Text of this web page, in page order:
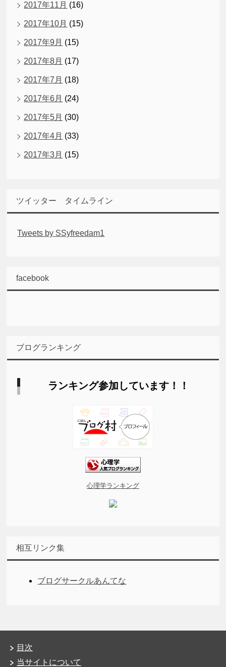
2017年11月 (16)
2017年10月 (15)
2017年9月 (15)
2017年8月 (17)
2017年7月 (18)
2017年6月 (24)
2017年5月 (30)
2017年4月 (33)
2017年3月 (15)
ツイッター タイムライン
Tweets by SSyfreedam1
facebook
ブログランキング
ランキング参加しています！！
心理学ランキング
相互リンク集
ブログサークルあんてな
目次
当サイトについて